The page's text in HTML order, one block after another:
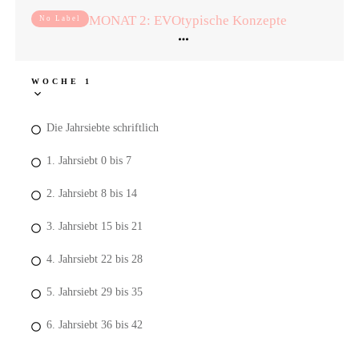
No Label MONAT 2: EVOtypische Konzepte
WOCHE 1
Die Jahrsiebte schriftlich
1. Jahrsiebt 0 bis 7
2. Jahrsiebt 8 bis 14
3. Jahrsiebt 15 bis 21
4. Jahrsiebt 22 bis 28
5. Jahrsiebt 29 bis 35
6. Jahrsiebt 36 bis 42